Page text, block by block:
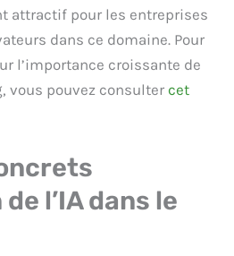
attractif pour les entreprises
dans ce domaine. Pour
l’importance croissante de
vous pouvez consulter cet
l’IA dans le